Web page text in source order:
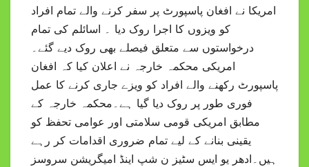
امریکا نے افغان پاسپورٹ پر سفر کرنے والے تمام افراد
کو ویزوں کا اجرا روک دیا ۔ اسائلم کی تمام
درخواستوں سے متعلق فیصلے بھی روک دیے گئے۔
امریکی محکمہ خارجہ نے اعلان کیا کہ افغان
پاسپورٹ رکھنے والے افراد کو ویزے جاری کرنے کا عمل
فوری طور پر روک دیا گیا ہے۔محکمہ خارجہ کے
مطابق امریکی قومی سلامتی اور عوامی تحفظ کو
یقینی بنانے کے لیے تمام ضروری اقدامات کر رہے
ہیں۔ادھر یو ایس سٹیز ن شپ اینڈ امیگریشن سروسز